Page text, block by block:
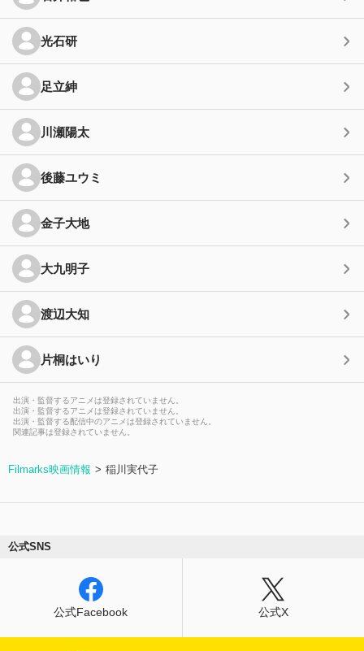
光石研
足立紳
川瀬陽太
後藤ユウミ
金子大地
大九明子
渡辺大知
片桐はいり
出演・監督するアニメは登録されていません。
出演・監督するアニメは登録されていません。
出演・監督する配信中のアニメは登録されていません。
関連記事は登録されていません。
Filmarks映画情報 稲川実代子
公式SNS
公式Facebook 公式X